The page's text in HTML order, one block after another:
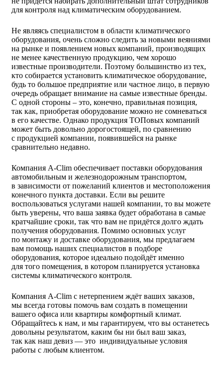
для контроля над климатическим оборудованием.
Не являясь специалистом в области климатического
оборудования, очень сложно следить за новыми веяниями
на рынке и появлением новых компаний, производящих
не менее качественную продукцию, чем хорошо
известные производители. Поэтому большинство из тех,
кто собирается установить климатическое оборудование,
будь то большое предприятие или частное лицо, в первую
очередь обращает внимание на самые известные бренды.
С одной стороны – это, конечно, правильная позиция,
так как, приобретая оборудование можно не сомневаться
в его качестве. Однако продукция ТОПовых компаний
может быть довольно дорогостоящей, по сравнению
с продукцией компании, появившейся на рынке
сравнительно недавно.
Компания A-Clim обеспечивает поставки оборудования
автомобильным и железнодорожным транспортом,
в зависимости от пожеланий клиентов и местоположения
конечного пункта доставки. Если вы решите
воспользоваться услугами нашей компании, то вы можете
быть уверены, что ваша заявка будет обработана в самые
кратчайшие сроки, так что вам не придётся долго ждать
получения оборудования. Помимо основных услуг
по монтажу и доставке оборудования, мы предлагаем
вам помощь наших специалистов в подборе
оборудования, которое идеально подойдёт именно
для того помещения, в котором планируется установка
системы климатического контроля.
Компания A-Clim с нетерпением ждёт ваших заказов,
мы всегда готовы помочь вам создать в помещении
вашего офиса или квартиры комфортный климат.
Обращайтесь к нам, и мы гарантируем, что вы останетесь
довольны результатом, каким бы ни был ваш заказ,
так как наш девиз — это индивидуальные условия
работы с любым клиентом.